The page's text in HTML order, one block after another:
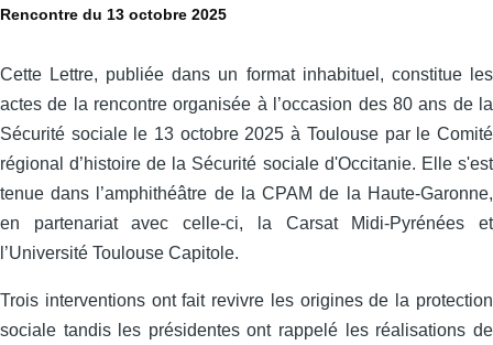
Rencontre du 13 octobre 2025
Cette Lettre, publiée dans un format inhabituel, constitue les
actes de la rencontre organisée à l’occasion des 80 ans de la
Sécurité sociale le 13 octobre 2025 à Toulouse par le Comité
régional d’histoire de la Sécurité sociale d'Occitanie. Elle s'est
tenue dans l’amphithéâtre de la CPAM de la Haute-Garonne,
en partenariat avec celle‑ci, la Carsat Midi‑Pyrénées et
l’Université Toulouse Capitole.
Trois interventions ont fait revivre les origines de la protection
sociale tandis les présidentes ont rappelé les réalisations de